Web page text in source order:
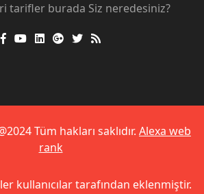
tarifler burada Siz neredesiniz?
Tüm hakları saklıdır. Alexa web
rank
kullanıcılar tarafından eklenmiştir.